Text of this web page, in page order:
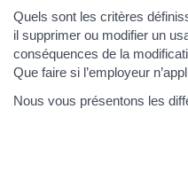
Quels sont les critères
il supprimer ou modifier un
conséquences de la
Que faire si l’employeur
Nous vous présentons les